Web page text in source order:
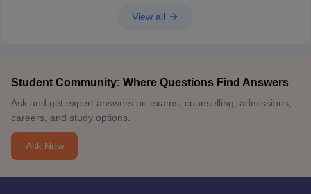
View all
Student Community: Where Questions Find Answers
Ask and get expert answers on exams, counselling, admissions,
careers, and study options.
Ask Now